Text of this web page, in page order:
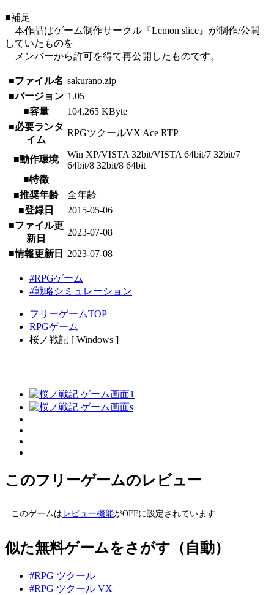
■補足
本作品はゲーム制作サークル『Lemon slice』が制作/公開
していたものを
メンバーから許可を得て再公開したものです。
■ファイル名 sakurano.zip
■バージョン 1.05
■容量
104,265 KByte
■必要ランタ
イム
RPGツクールVX Ace RTP
■動作環境
Win XP/VISTA 32bit/VISTA 64bit/7 32bit/7
64bit/8 32bit/8 64bit
■特徴
■推奨年齢
全年齢
■登録日
2015-05-06
■ファイル更
新日
2023-07-08
■情報更新日 2023-07-08
#RPGゲーム
#戦略シミュレーション
フリーゲームTOP
RPGゲーム
桜ノ戦記 [ Windows ]
このフリーゲームのレビュー
このゲームは レビュー機能がOFFに設定されています
似た無料ゲームをさがす（自動）
#RPG ツクール
#RPG ツクール VX